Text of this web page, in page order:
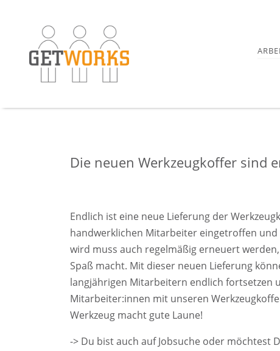
Die neuen Werkzeugkoffer sind
Endlich ist eine neue Lieferung der
handwerklichen Mitarbeiter eingetroffen
wird muss auch regelmäßig erneuert
Spaß macht. Mit dieser neuen Lieferung
langjährigen Mitarbeitern endlich fortsetzen
Mitarbeiter:innen mit unseren
Werkzeug macht gute Laune!
-> Du bist auch auf Jobsuche oder möchtest